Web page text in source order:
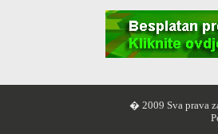
� 2009 Sva prava